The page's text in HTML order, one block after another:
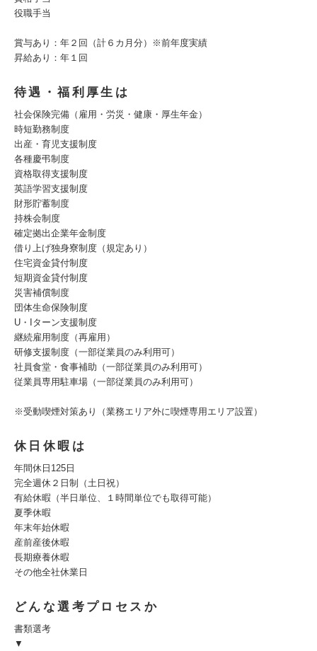
役職手当
賞与あり：年２回（計６カ月分）※前年度実績
昇給あり：年１回
待遇・福利厚生は
社会保険完備（雇用・労災・健康・厚生年金）
時短勤務制度
出産・育児支援制度
各種慶弔制度
資格取得支援制度
英語学習支援制度
財形貯蓄制度
持株会制度
確定拠出企業年金制度
借り上げ独身寮制度（規定あり）
住宅資金貸付制度
短期資金貸付制度
災害補償制度
団体生命保険制度
U・Iターン支援制度
継続雇用制度（再雇用）
研修支援制度（一部従業員のみ利用可）
社員食堂・食事補助（一部従業員のみ利用可）
従業員専用駐車場（一部従業員のみ利用可）
※受動喫煙対策あり（業務エリア外に喫煙専用エリア設置）
休日休暇は
年間休日125日
完全週休２日制（土日祝）
有給休暇（半日単位、１時間単位でも取得可能）
夏季休暇
年末年始休暇
産前産後休暇
長期療養休暇
その他全社休業日
どんな選考プロセスか
書類選考
▼